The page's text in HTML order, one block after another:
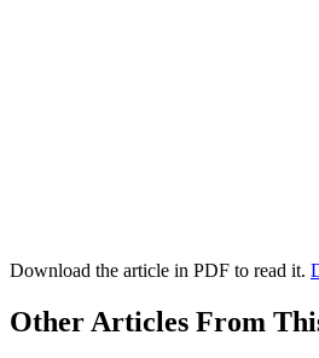
Download the article in PDF to read it.
Other Articles From